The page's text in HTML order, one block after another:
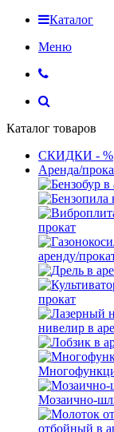
Каталог
Меню
Каталог товаров
СКИДКИ - %
Аренда/
прокат
аренду/
прокат
нивелир в
Мозаично-
отбойный в